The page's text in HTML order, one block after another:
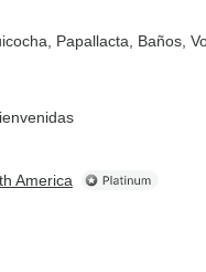
, Papallacta , Baños ,
America